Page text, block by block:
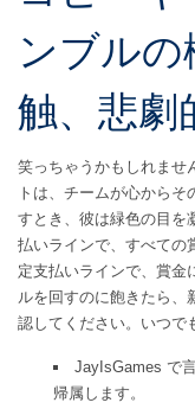
ンブル
触、悲劇
笑っちゃうかもしれませ
トは、チームが心から
すとき、彼は緑色の目を
払いラインで、すべての
定支払いラインで、賞金
ルを回すのに飽きたら、
認してください。いつで
JayIsGames で
帰属します。